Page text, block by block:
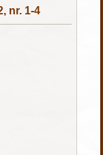
nr. 1-4